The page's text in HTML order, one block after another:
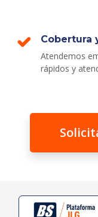
Cobertura
Atendemos
rápidos y